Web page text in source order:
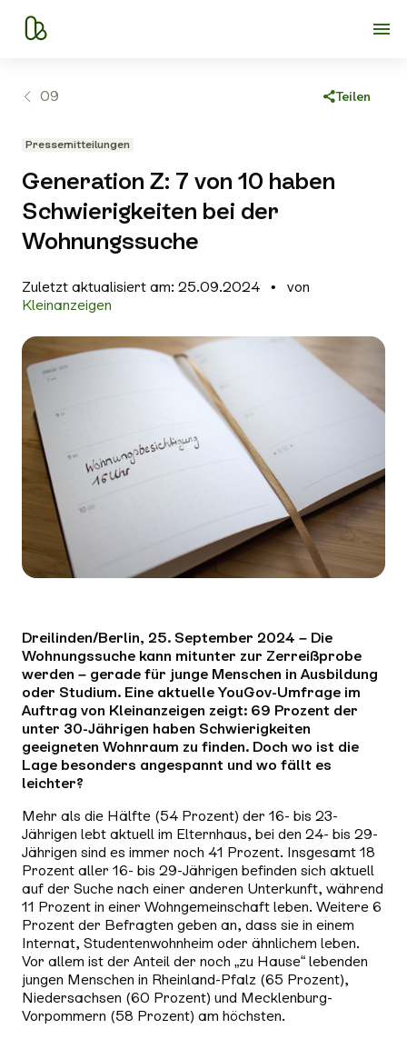
09 Teilen
Pressemitteilungen
Generation Z: 7 von 10 haben
Schwierigkeiten bei der
Wohnungssuche
Zuletzt aktualisiert am: 25.09.2024
von
Kleinanzeigen
Dreilinden/Berlin, 25. September 2024 – Die
Wohnungssuche kann mitunter zur Zerreißprobe
werden – gerade für junge Menschen in Ausbildung
oder Studium. Eine aktuelle YouGov-Umfrage im
Auftrag von Kleinanzeigen zeigt: 69 Prozent der
unter 30-Jährigen haben Schwierigkeiten
geeigneten Wohnraum zu finden. Doch wo ist die
Lage besonders angespannt und wo fällt es
leichter?
Mehr als die Hälfte (54 Prozent) der 16- bis 23-
Jährigen lebt aktuell im Elternhaus, bei den 24- bis 29-
Jährigen sind es immer noch 41 Prozent. Insgesamt 18
Prozent aller 16- bis 29-Jährigen befinden sich aktuell
auf der Suche nach einer anderen Unterkunft, während
11 Prozent in einer Wohngemeinschaft leben. Weitere 6
Prozent der Befragten geben an, dass sie in einem
Internat, Studentenwohnheim oder ähnlichem leben.
Vor allem ist der Anteil der noch „zu Hause“ lebenden
jungen Menschen in Rheinland-Pfalz (65 Prozent),
Niedersachsen (60 Prozent) und Mecklenburg-
Vorpommern (58 Prozent) am höchsten.